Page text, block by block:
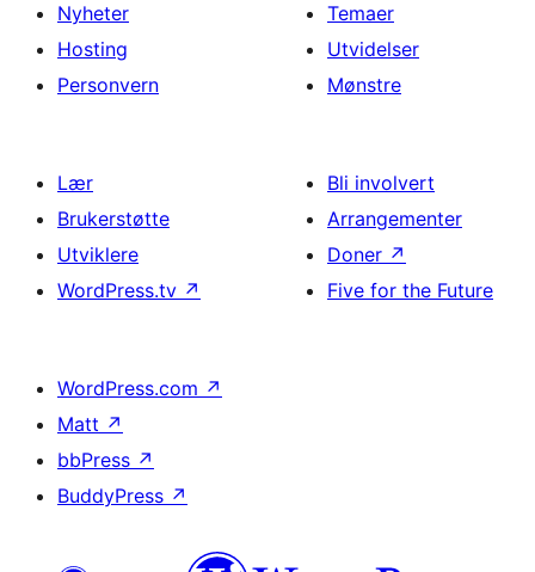
Nyheter
Hosting
Personvern
Temaer
Utvidelser
Mønstre
Lær
Brukerstøtte
Utviklere
WordPress.tv ↗
Bli involvert
Arrangementer
Doner ↗
Five for the Future
WordPress.com ↗
Matt ↗
bbPress ↗
BuddyPress ↗